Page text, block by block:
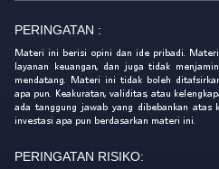
PERINGATAN :
Materi ini berisi opini dan ide pribadi.
layanan keuangan, dan juga tidak
mendatang. Materi ini tidak boleh
apa pun. Keakuratan, validitas, atau
ada tanggung jawab yang dibebankan
investasi apa pun berdasarkan materi ini.
PERINGATAN RISIKO: